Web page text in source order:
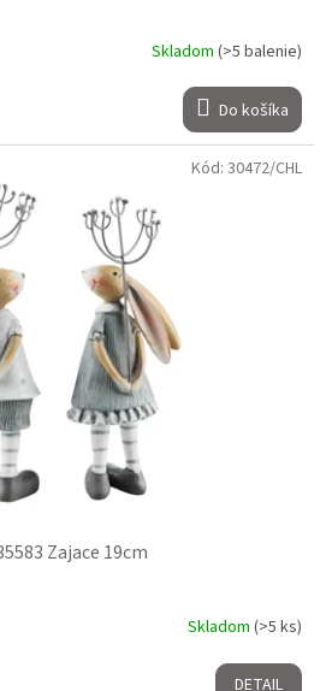
Skladom (>5 balenie)
Do košíka
Zajace 19cm
Skladom (>5 ks)
DETAIL
Kód: 30472/CHL